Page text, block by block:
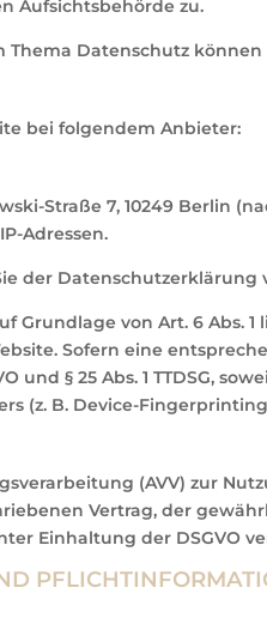
Aufsichtsbehörde zu.
Thema Datenschutz
bei folgendem Anbieter:
Straße 7, 10249 Berlin
Adressen.
der Datenschutzerklärung
Grundlage von Art. 6 Abs.
Sofern eine
und § 25 Abs. 1 TTDSG,
(z. B. Device-
(AVV) zur
Vertrag, der
Einhaltung der DSGVO